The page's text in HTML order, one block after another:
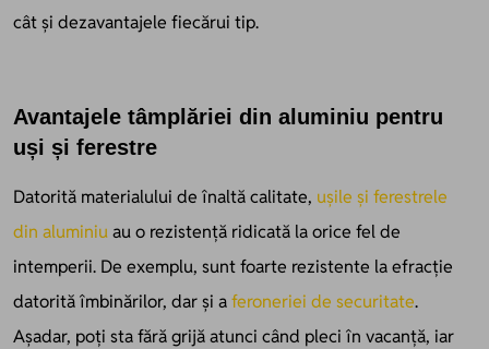
cât și dezavantajele fiecărui tip.
Avantajele tâmplăriei din aluminiu pentru
uși și ferestre
Datorită materialului de înaltă calitate, ușile și ferestrele
din aluminiuau o rezistență ridicată la orice fel de
intemperii. De exemplu, sunt foarte rezistente la efracție
datorită îmbinărilor, dar și aferoneriei de securitate.
Așadar, poți sta fără grijă atunci când pleci în vacanță, iar